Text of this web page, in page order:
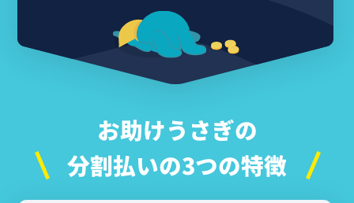
お助けうさぎの
分割払いの3つの特徴